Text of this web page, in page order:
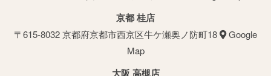
京都 桂店
〒615-8032 京都府京都市⻄京区牛ケ瀬奥ノ防町18
Google
Map
大阪 高槻店